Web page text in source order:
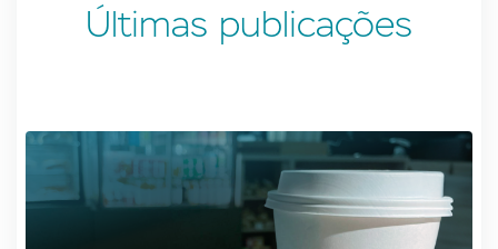
Últimas publicações